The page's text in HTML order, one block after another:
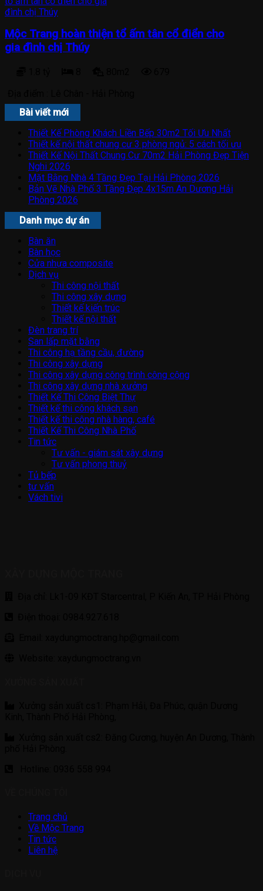
Mộc Trang hoàn thiện tổ ấm tân cổ điển cho
gia đình chị Thúy
Bài viết mới
Thiết Kế Phòng Khách Liền Bếp 30m2 Tối Ưu Nhất
Thiết kế nội thất chung cư 3 phòng ngủ: 5 cách tối ưu
Thiết Kế Nội Thất Chung Cư 70m2 Hải Phòng Đẹp Tiện
Nghi 2026
Mặt Bằng Nhà 4 Tầng Đẹp Tại Hải Phòng 2026
Bản Vẽ Nhà Phố 3 Tầng Đẹp 4x15m An Dương Hải
Phòng 2026
Danh mục dự án
Bàn ăn
Bàn học
Cửa nhựa composite
Dịch vụ
Thi công nội thất
Thi công xây dựng
Thiết kế kiến trúc
Thiết kế nội thất
Đèn trang trí
San lấp mặt bằng
Thi công hạ tầng cầu, đường
Thi công xây dựng
Thi công xây dựng công trình công cộng
Thi công xây dựng nhà xưởng
Thiết Kế Thi Công Biệt Thự
Thiết kế thi công khách sạn
Thiết kế thi công nhà hàng, café
Thiết Kế Thi Công Nhà Phố
Tin tức
Tư vấn - giám sát xây dựng
Tư vấn phong thuỷ
Tủ bếp
tư vấn
Vách tivi
Trang chủ
Về Mộc Trang
Tin tức
Liên hệ